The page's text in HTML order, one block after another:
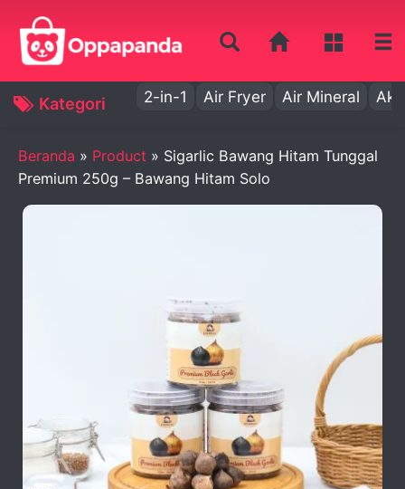
Kategori 2-in-1 Air Fryer Air Mineral Aki
Beranda » Product » Sigarlic Bawang Hitam Tunggal
Premium 250g – Bawang Hitam Solo